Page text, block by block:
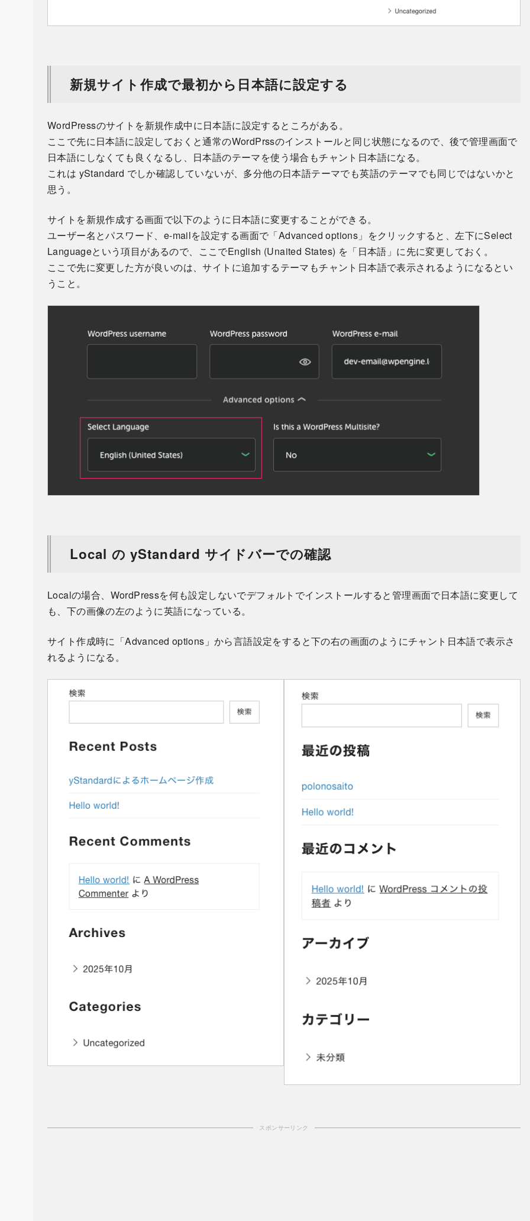
新規サイト作成で最初から日本語に設定する
WordPressのサイトを新規作成中に日本語に設定するところがある。
ここで先に日本語に設定しておくと通常のWordPrssのインストールと同じ状態になるので、後で管理画面で
日本語にしなくても良くなるし、日本語のテーマを使う場合もチャント日本語になる。
これは yStandard でしか確認していないが、多分他の日本語テーマでも英語のテーマでも同じではないかと
思う。
サイトを新規作成する画面で以下のように日本語に変更することができる。
ユーザー名とパスワード、e-mailを設定する画面で「Advanced options」をクリックすると、左下にSelect
Languageという項目があるので、ここでEnglish (Unaited States) を「日本語」に先に変更しておく。
ここで先に変更した方が良いのは、サイトに追加するテーマもチャント日本語で表示されるようになるとい
うこと。
Local の yStandard サイドバーでの確認
Localの場合、WordPressを何も設定しないでデフォルトでインストールすると管理画面で日本語に変更して
も、下の画像の左のように英語になっている。
サイト作成時に「Advanced options」から言語設定をすると下の右の画面のようにチャント日本語で表示さ
れるようになる。
スポンサーリンク